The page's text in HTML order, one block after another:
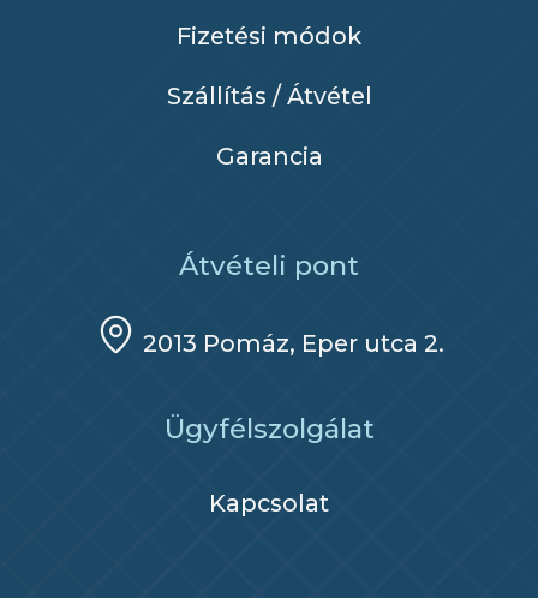
Fizetési módok
Szállítás / Átvétel
Garancia
Átvételi pont
2013 Pomáz, Eper utca 2.
Ügyfélszolgálat
Kapcsolat